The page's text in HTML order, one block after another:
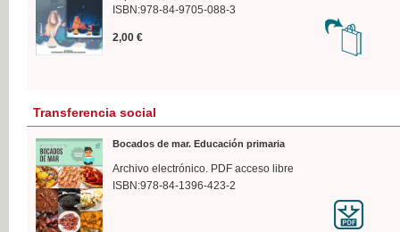
ISBN:978-84-9705-088-3
2,00 €
Transferencia social
Bocados de mar. Educación primaria
Archivo electrónico. PDF acceso libre
ISBN:978-84-1396-423-2